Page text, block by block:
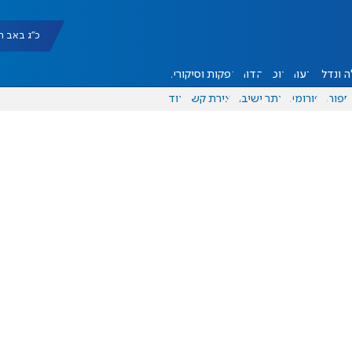
כ"ג באב תשפ"ו
ונדל"ן דעות אוכל יהדות הפקות וסיקורים
ספורט פורומים אתר ישיבה יצירת קשר עוד